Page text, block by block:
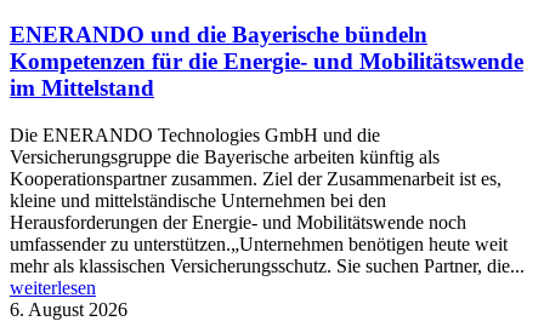
ENERANDO und die Bayerische bündeln
Kompetenzen für die Energie- und Mobilitätswende
im Mittelstand
Die ENERANDO Technologies GmbH und die
Versicherungsgruppe die Bayerische arbeiten künftig als
Kooperationspartner zusammen. Ziel der Zusammenarbeit ist es,
kleine und mittelständische Unternehmen bei den
Herausforderungen der Energie- und Mobilitätswende noch
umfassender zu unterstützen.„Unternehmen benötigen heute weit
mehr als klassischen Versicherungsschutz. Sie suchen Partner, die...
weiterlesen
6. August 2026